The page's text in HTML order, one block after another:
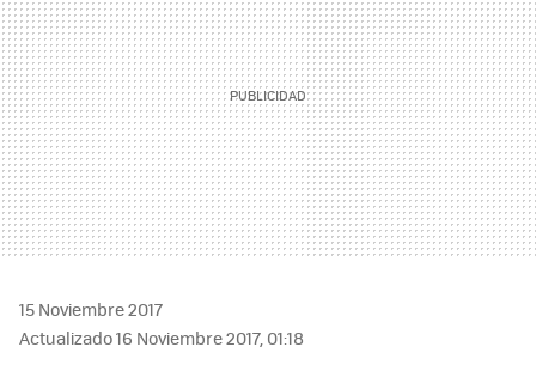
15 Noviembre 2017
Actualizado 16 Noviembre 2017, 01:18